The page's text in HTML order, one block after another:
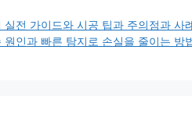
실전 가이드와 시공 팁과 주의점과 사
원인과 빠른 탐지로 손실을 줄이는 방